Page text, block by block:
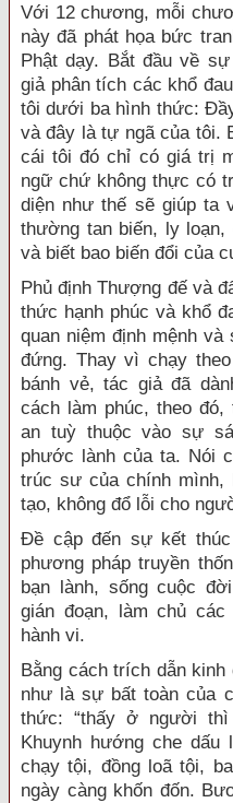
Với 12 chương, mỗi
này đã phát họa bức
Phật dạy. Bắt đầu về
giả phân tích các khổ
tôi dưới ba hình thức:
và đây là tự ngã của tôi.
cái tôi đó chỉ có giá trị
ngữ chứ không thực có
diện như thế sẽ giúp ta
thường tan biến, ly loạn,
và biết bao biến đổi của
Phủ định Thượng đế và
thức hạnh phúc và khổ
quan niệm định mệnh
đứng. Thay vì chạy
bánh vẻ, tác giả đã
cách làm phúc, theo
an tuỳ thuộc vào sự
phước lành của ta. Nói
trúc sư của chính mình,
tạo, không đổ lỗi cho
Đề cập đến sự kết
phương pháp truyền
bạn lành, sống cuộc
gián đoạn, làm chủ
hành vi.
Bằng cách trích dẫn
như là sự bất toàn của
thức: “thấy ở người
Khuynh hướng che
chạy tội, đồng loã tội,
ngày càng khốn đốn.